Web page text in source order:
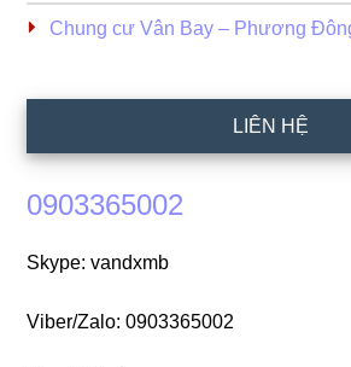
Chung cư Vân Bay – Phương
LIÊN HỆ
0903365002
Skype: vandxmb
Viber/Zalo: 0903365002